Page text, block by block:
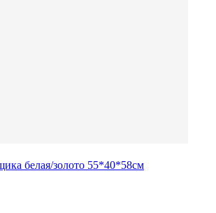
белая/золото 55*40*58см